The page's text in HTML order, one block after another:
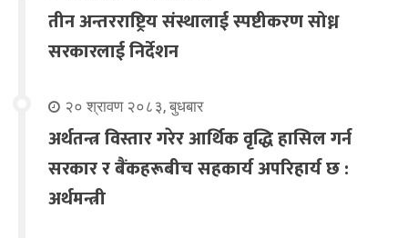
तीन अन्तरराष्ट्रिय संस्थालाई स्पष्टीकरण सोध्न
सरकारलाई निर्देशन
२० श्रावण २०८३, बुधबार
अर्थतन्त्र विस्तार गरेर आर्थिक वृद्धि हासिल गर्न
सरकार र बैंकहरूबीच सहकार्य अपरिहार्य छ :
अर्थमन्त्री